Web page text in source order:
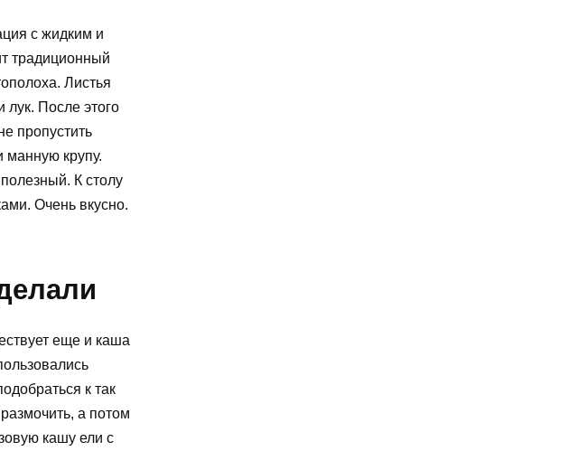
с жидким и
традиционный
Листья
лук. После этого
пропустить
манную крупу.
К столу
Очень вкусно.
еще и каша
к так
а потом
кашу ели с